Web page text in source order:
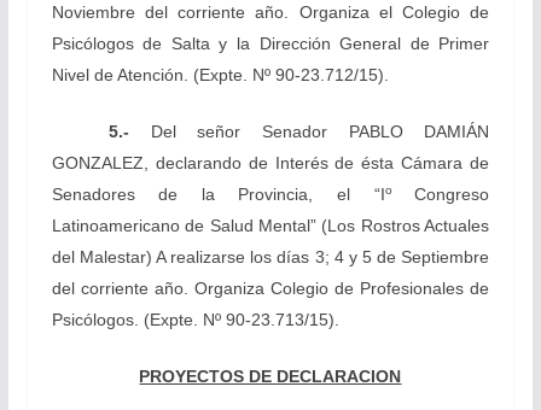
Noviembre del corriente año. Organiza el Colegio de
Psicólogos de Salta y la Dirección General de Primer
Nivel de Atención.
(Expte. Nº 90-23.712/15).
5.- Delseñor Senador PABLO DAMIÁN
GONZALEZ, declarando de Interés de ésta Cámara de
Senadores de la Provincia, el “Io Congreso
Latinoamericano de Salud Mental” (Los Rostros Actuales
del Malestar) A realizarse los días 3; 4 y 5 de Septiembre
del corriente año. Organiza Colegio de Profesionales de
Psicólogos. (Expte. Nº 90-23.713/15).
PROYECTOS DE DECLARACION